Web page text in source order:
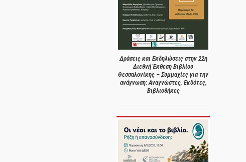
Δράσεις και Εκδηλώσεις στην 22η
Διεθνή Έκθεση Βιβλίου
Θεσσαλονίκης – Συμμαχίες για την
ανάγνωση: Αναγνώστες, Εκδότες,
Βιβλιοθήκες